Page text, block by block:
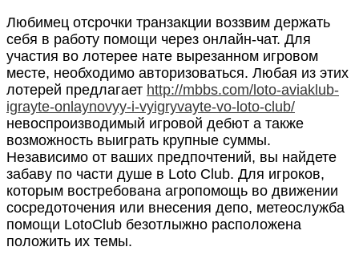
Любимец отсрочки транзакции воззвим держать
себя в работу помощи через онлайн-чат. Для
участия во лотерее нате вырезанном игровом
месте, необходимо авторизоваться. Любая из этих
лотерей предлагает http://mbbs.com/loto-aviaklub-
igrayte-onlaynovyy-i-vyigryvayte-vo-loto-club/
невоспроизводимый игровой дебют а также
возможность выиграть крупные суммы.
Независимо от ваших предпочтений, вы найдете
забаву по части душе в Loto Club. Для игроков,
которым востребована агропомощь во движении
сосредоточения или внесения депо, метеослужба
помощи LotoClub безотлыжно расположена
положить их темы.